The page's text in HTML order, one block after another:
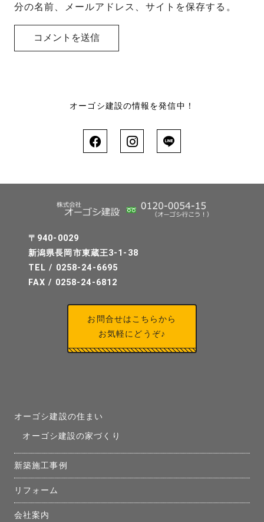
分の名前、メールアドレス、サイトを保存する。
オーゴシ建設の情報を発信中！
〒940-0029
新潟県長岡市東蔵王3-1-38
TEL / 0258-24-6695
FAX / 0258-24-6812
お問合せはこちらから
お気軽にどうぞ♪
オーゴシ建設の住まい
オーゴシ建設の家づくり
新築施工事例
リフォーム
会社案内